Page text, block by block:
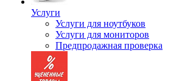
Услуги
Услуги для ноутбуков
Услуги для мониторов
Предпродажная проверка